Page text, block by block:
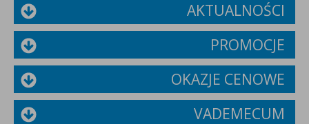
AKTUALNOŚCI
PROMOCJE
OKAZJE CENOWE
VADEMECUM